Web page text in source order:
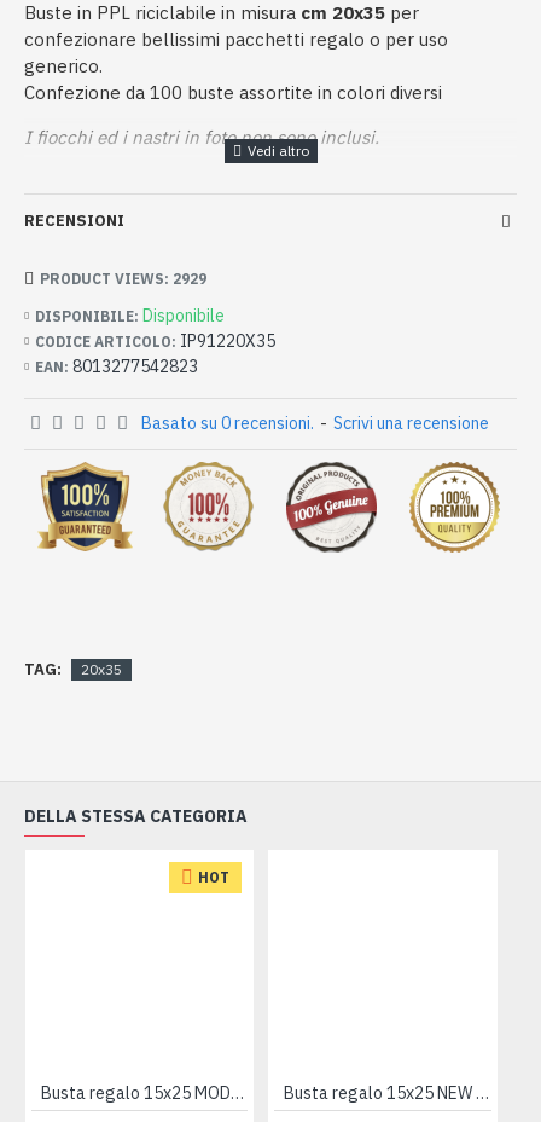
Buste in PPL riciclabile in misura cm 20x35 per
confezionare bellissimi pacchetti regalo o per uso
generico.
Confezione da 100 buste assortite in colori diversi
I fiocchi ed i nastri in foto non sono inclusi.
RECENSIONI
DISPONIBILE: Disponibile
CODICE ARTICOLO: IP91220X35
EAN: 8013277542823
PRODUCT VIEWS: 2929
Basato su 0 recensioni. - Scrivi una recensione
TAG: 20x35
DELLA STESSA CATEGORIA
HOT
Busta regalo 15x25 MODELLISMO 50pz Busta regalo 15x25 NEW PERLA 100pz